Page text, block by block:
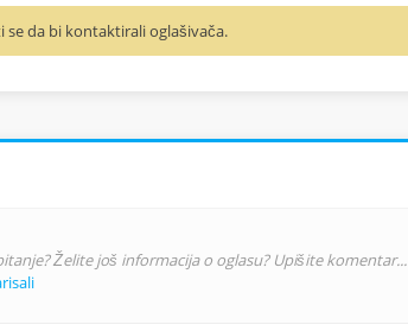
da bi kontaktirali oglašivača.
Želite još informacija o oglasu? Upišite komentar...